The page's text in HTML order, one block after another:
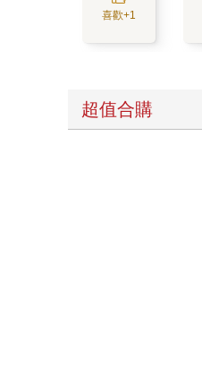
喜歡+1
超值合購